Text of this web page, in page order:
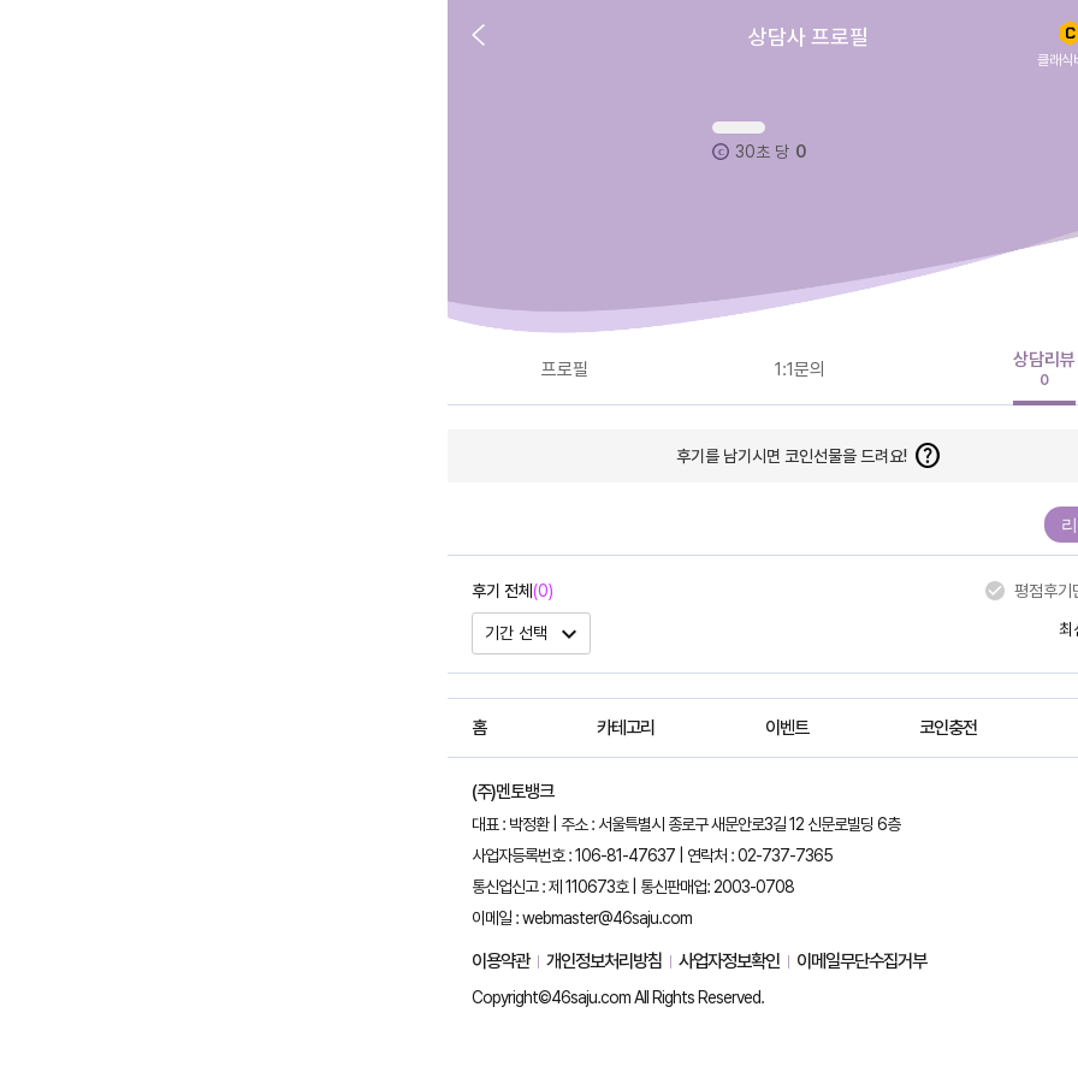
상담사 프로필
클래식
30초 당 0
프로필 1:1문의 상담리뷰
0
후기를 남기시면 코인선물을 드려요! help
후기 전체 (0) 평점후기
기간 선택 expand_more 최
홈 카테고리 이벤트 코인충전
(주)멘토뱅크
대표 : 박정환 | 주소 : 서울특별시 종로구 새문안로3길 12 신문로빌딩 6층
사업자등록번호 : 106-81-47637 | 연락처 : 02-737-7365
통신업신고 : 제 110673호 | 통신판매업: 2003-0708
이메일 : webmaster@46saju.com
이용약관 개인정보처리방침 사업자정보확인 이메일무단수집거부
Copyright©46saju.com All Rights Reserved.